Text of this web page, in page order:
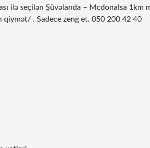
ilə seçilən Şüvəlanda – Mcdonalsa 1km
qiymət/ . Sadece zeng et. 050 200 42 40